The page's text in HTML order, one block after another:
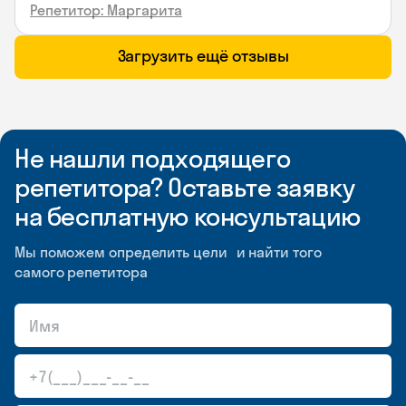
Репетитор: Маргарита
Загрузить ещё отзывы
Не нашли подходящего
репетитора? Оставьте заявку
на бесплатную консультацию
Мы поможем определить цели и найти того
самого репетитора